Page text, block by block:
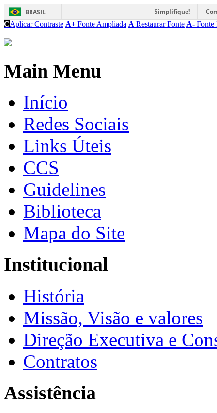
BRASIL Simplifique!
CAplicar Contraste A+ Fonte Ampliada A Restaurar Fonte A- Fonte
Main Menu
Início
Redes Sociais
Links Úteis
CCS
Guidelines
Biblioteca
Mapa do Site
Institucional
História
Missão, Visão e valores
Direção Executiva e
Contratos
Assistência